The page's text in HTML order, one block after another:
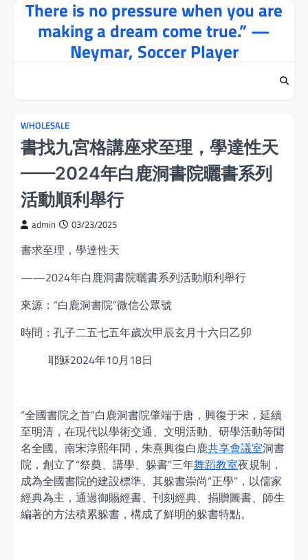
There is no pressure when you are
making a dream come true.” —
Neymar, Soccer Player
WHOLESALE
書找九宮格講座求至理，學達性天
——2024年白鹿洞書院曬書系列
活動順利舉行
admin 03/23/2025
書求至理，學達性天
——2024年白鹿洞書院曬書系列活動順利舉行
來源：“白鹿洞書院”微信公眾號
時間：孔子二五七五年歲次甲辰玄月十六日乙卯
耶穌2024年10月18日
“全國書院之首”白鹿洞書院肇端于唐，興復于宋，延續
至明清，在現代以學術交通、文明活動、研學活動等聞
名全國。南宋淳熙年間，朱熹興復白鹿共享會議室洞書
院，創立了“祭奠、講學、躲書”三年舞蹈教室夜規制，
成為全國書院的建設標準。其躲書崇尚“正學”，以儒家
經典為主，通過御賜經書、刊刻經典、捐贈圖書、師生
編著的方法積累躲書，構成了鮮明的躲書特點。